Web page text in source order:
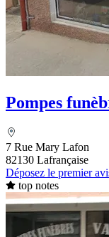
Pompes
7 Rue Mary Lafon
82130 Lafrançaise
Déposez le premier
top notes